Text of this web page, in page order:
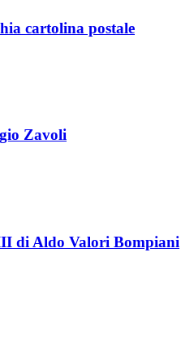
cartolina postale
Zavoli
di Aldo Valori Bompiani